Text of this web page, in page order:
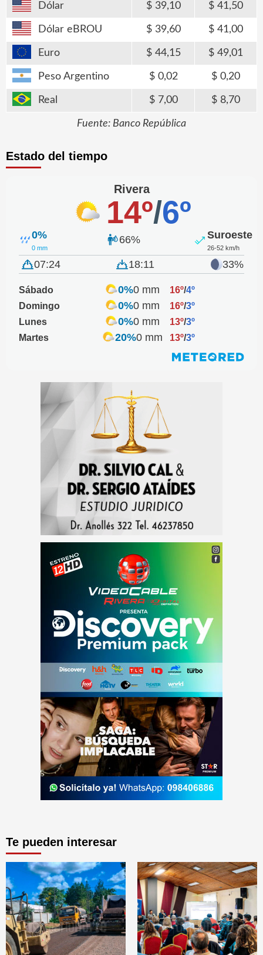
Dólar 39,10 41,50
Dólar eBROU 39,60 41,00
Euro 44,15 49,01
Peso Argentino 0,02 0,20
Real 7,00 8,70
Fuente: Banco República
Estado del tiempo
Rivera
14º/6º
0%
0 mm
66% Suroeste
26-52 km/h
07:24 18:11 33%
Sábado 0%0 mm 16º/4º
Domingo
0%0 mm 16º/3º
Lunes
0%0 mm 13º/3º
Martes
20%0 mm 13º/3º
Te pueden interesar